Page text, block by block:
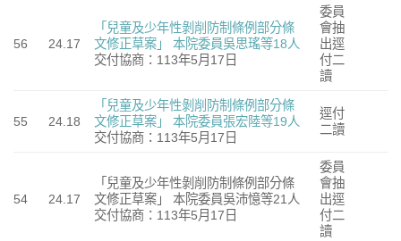
56 24.17
「兒童及少年性剝削防制條例部分條
文修正草案」
本院委員吳思瑤等18人
交付協商：113年5月17日
委員
會抽
出逕
付二
讀
55 24.18
「兒童及少年性剝削防制條例部分條
文修正草案」
本院委員張宏陸等19人
交付協商：113年5月17日
逕付
二讀
54 24.17
「兒童及少年性剝削防制條例部分條
文修正草案」 本院委員吳沛憶等21人
交付協商：113年5月17日
委員
會抽
出逕
付二
讀